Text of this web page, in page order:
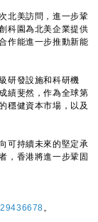
北美訪問，進一步鞏
科園為北美企業提供
作能進一步推動新能
研發設施和科研機
績斐然，作為全球第
穩健資本市場，以及
可持續未來的堅定承
，香港將進一步鞏固
。